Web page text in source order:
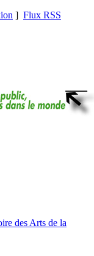
] Flux RSS
des Arts de la